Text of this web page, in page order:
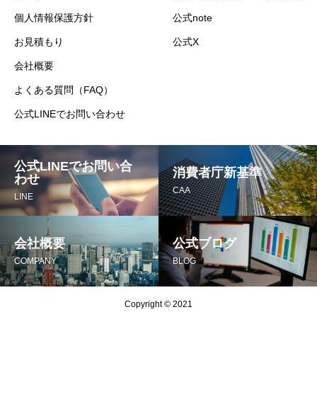
個人情報保護方針
お見積もり
会社概要
よくある質問（FAQ）
公式LINEでお問い合わせ
公式note
公式X
公式LINEでお問い合
わせ
LINE
消費者庁新基準
CAA
会社概要
COMPANY
公式ブログ
BLOG
Copyright © 2021